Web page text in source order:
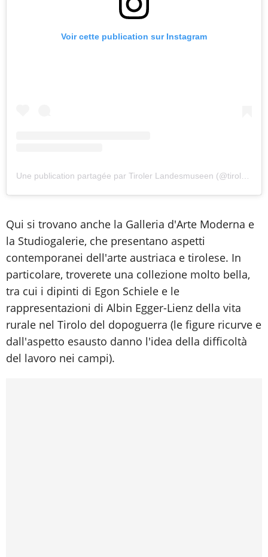
Voir cette publication sur Instagram
Qui si trovano anche la Galleria d'Arte Moderna e
la Studiogalerie, che presentano aspetti
contemporanei dell'arte austriaca e tirolese. In
particolare, troverete una collezione molto bella,
tra cui i dipinti di Egon Schiele e le
rappresentazioni di Albin Egger-Lienz della vita
rurale nel Tirolo del dopoguerra (le figure ricurve e
dall'aspetto esausto danno l'idea della difficoltà
del lavoro nei campi).